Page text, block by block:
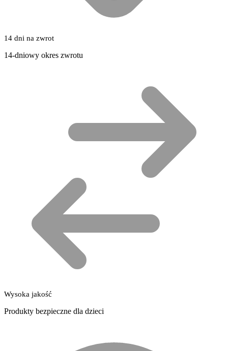
14 dni na zwrot
14-dniowy okres zwrotu
Wysoka jakość
Produkty bezpieczne dla dzieci